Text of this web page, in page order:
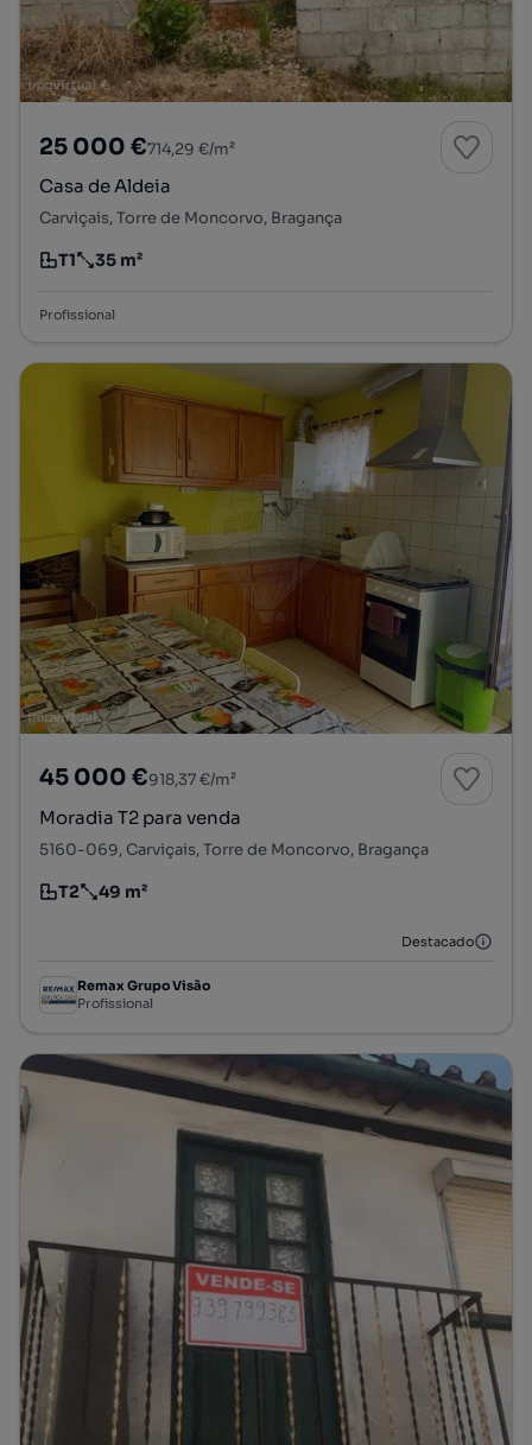
25 000 €714,29 €/m²
Casa de Aldeia
Carviçais, Torre de Moncorvo, Bragança
Tipologia
T1
Preço por metro quadrado
35 m²
Profissional
45 000 €918,37 €/m²
Moradia T2 para venda
5160-069, Carviçais, Torre de Moncorvo, Bragança
Tipologia
T2
Preço por metro quadrado
49 m²
Destacado
Remax Grupo Visão
Profissional